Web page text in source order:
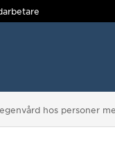
hos personer